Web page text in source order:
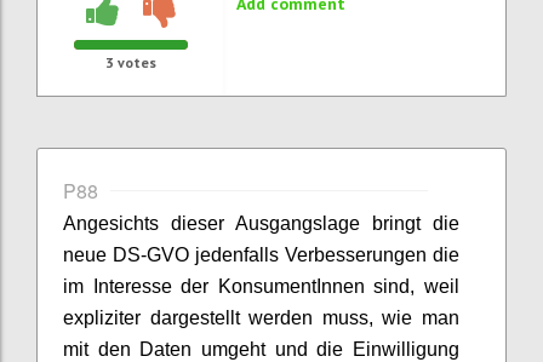
3 votes
P88
Angesichts dieser Ausgangslage bringt die
neue DS-GVO jedenfalls Verbesserungen die
im Interesse der KonsumentInnen sind, weil
expliziter dargestellt werden muss, wie man
mit den Daten umgeht und die Einwilligung